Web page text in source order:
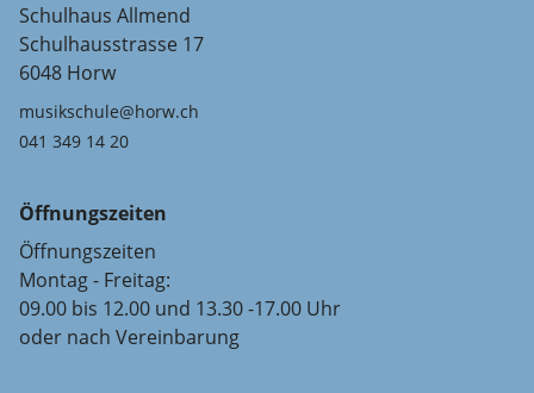
Schulhaus Allmend
Schulhausstrasse 17
6048 Horw
musikschule@horw.ch
041 349 14 20
Öffnungszeiten
Öffnungszeiten
Montag - Freitag:
09.00 bis 12.00 und 13.30 -17.00 Uhr
oder nach Vereinbarung